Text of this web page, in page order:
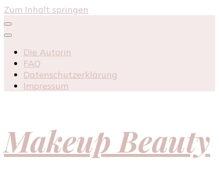
Zum Inhalt springen
Die Autorin
FAQ
Datenschutzerklärung
Impressum
Makeup Beauty